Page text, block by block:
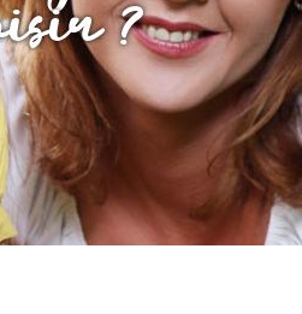
?